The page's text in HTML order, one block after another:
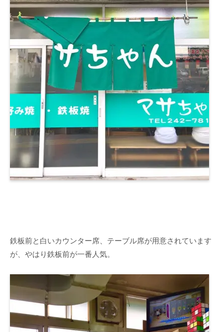
鉄板前と白いカウンター席、テーブル席が用意されています
が、やはり鉄板前が一番人気。